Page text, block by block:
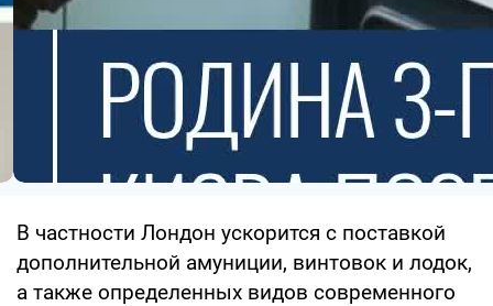
В частности Лондон ускорится с поставкой
дополнительной амуниции, винтовок и лодок,
а также определенных видов современного